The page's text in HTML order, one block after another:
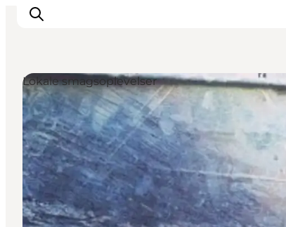
This is Copenhagen
Aktiviteter
Spis & drik
Områder
Planlæg din tur
CopenPay
Lokale smagsoplevelser